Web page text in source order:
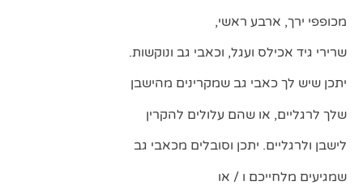
מכופפי ירך, ארבע ראשי,
שרירי גיד אכילס ועגל, וכאבי גב ונוקשות.
יתכן שיש לך כאבי גב שמקרינים מהישבן
שלך לרגליים, או שהם עלולים להקרין
לישבן ולרגליים. יתכן וסובלים מכאבי גב
שמגיעים מלחייכם ו / או